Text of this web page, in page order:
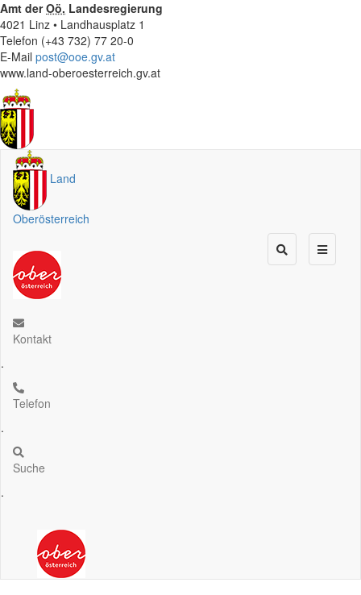
Amt derOö. Landesregierung
4021 Linz • Landhausplatz 1
Telefon (+43 732) 77 20-0
E-Mail post@ooe.gv.at
www.land-oberoesterreich.gv.at
Land
Oberösterreich
Kontakt
.
Telefon
.
Suche
.